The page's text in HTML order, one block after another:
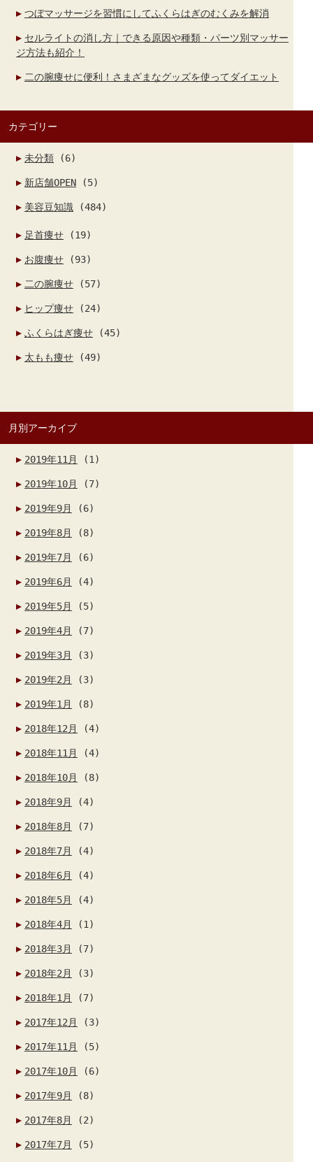
つぼマッサージを習慣にしてふくらはぎのむくみを解消
セルライトの消し方｜できる原因や種類・パーツ別マッサー
ジ方法も紹介！
二の腕痩せに便利！さまざまなグッズを使ってダイエット
カテゴリー
未分類 (6)
新店舗OPEN (5)
美容豆知識 (484)
足首痩せ (19)
お腹痩せ (93)
二の腕痩せ (57)
ヒップ痩せ (24)
ふくらはぎ痩せ (45)
太もも痩せ (49)
月別アーカイブ
2019年11月 (1)
2019年10月 (7)
2019年9月 (6)
2019年8月 (8)
2019年7月 (6)
2019年6月 (4)
2019年5月 (5)
2019年4月 (7)
2019年3月 (3)
2019年2月 (3)
2019年1月 (8)
2018年12月 (4)
2018年11月 (4)
2018年10月 (8)
2018年9月 (4)
2018年8月 (7)
2018年7月 (4)
2018年6月 (4)
2018年5月 (4)
2018年4月 (1)
2018年3月 (7)
2018年2月 (3)
2018年1月 (7)
2017年12月 (3)
2017年11月 (5)
2017年10月 (6)
2017年9月 (8)
2017年8月 (2)
2017年7月 (5)